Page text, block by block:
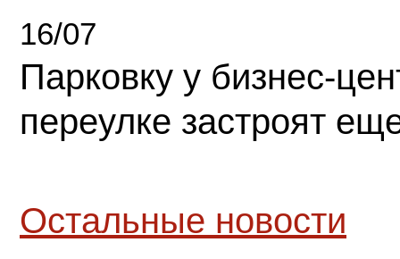
16/07
Парковку у бизнес-
переулке застроят
Остальные новости